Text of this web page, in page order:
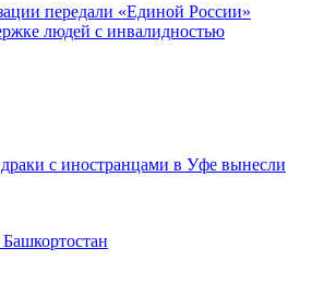
передали «Единой России»
людей с инвалидностью
с иностранцами в Уфе вынесли